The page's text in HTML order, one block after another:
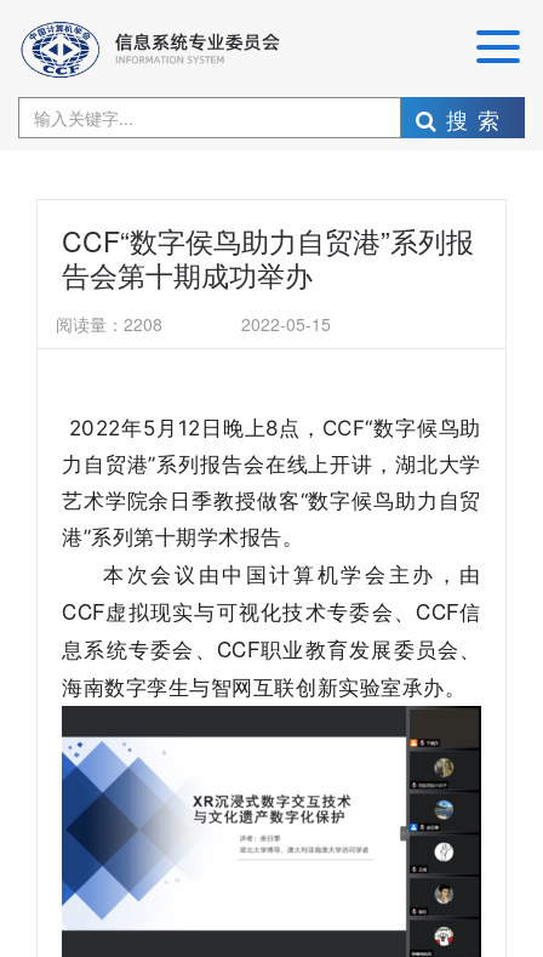
搜索
CCF“数字侯鸟助力自贸港”系列报
告会第十期成功举办
阅读量： 2208 2022-05-15
2022年5月12日晚上8点，CCF“数字候鸟助
力自贸港”系列报告会在线上开讲，湖北大学
艺术学院余日季教授做客“数字候鸟助力自贸
港”系列第十期学术报告。
本次会议 由中国计算机学会主办 ， 由
CCF虚拟现实与可视化技术专委会、CCF信
息系统专委会、CCF职业教育发展委员会、
海南数字孪生与智网互联创新实验室承办。